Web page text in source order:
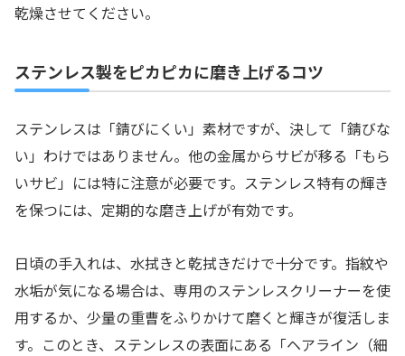
乾燥させてください。
ステンレス製をピカピカに磨き上げるコツ
ステンレスは「錆びにくい」素材ですが、決して「錆びな
い」わけではありません。他の金属からサビが移る「もら
いサビ」には特に注意が必要です。ステンレス特有の輝き
を保つには、定期的な磨き上げが有効です。
日頃の手入れは、水拭きと乾拭きだけで十分です。指紋や
水垢が気になる場合は、専用のステンレスクリーナーを使
用するか、少量の重曹をふりかけて磨くと輝きが復活しま
す。このとき、ステンレスの表面にある「ヘアライン（細